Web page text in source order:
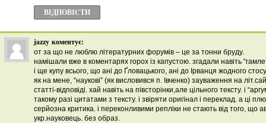
ВІДПОВІCТИ
jazzy коментує:
от за що не люблю літературних форумів – це за тонни бруду.
намішали вже в коментарях горох із капустою. згадали навіть
і ще купу всього, що ані до Ґловацького, ані до Ірванця жодного
як на мене, “наукові” (як висловився п. Івченко) зауваження на
статті-відповіді. хай навіть на півсторінки,але цільного тексту. і
такому разі цитатами з тексту. і звіряти оригінал і переклад. а ці
серйозна критика. і переконливими репліки не стають від того, що
укр.науковець. без образ.